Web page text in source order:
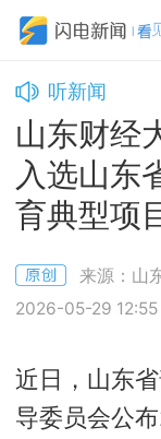
听新闻
山东财经
入选山东
育典型项
来源：山
2026-05-29 12:55
近日，山东
导委员会公